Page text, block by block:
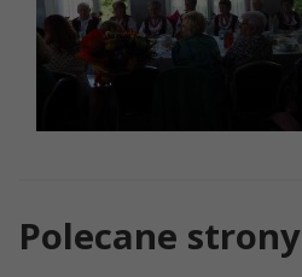
Polecane strony